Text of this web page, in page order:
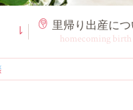
里帰り出産につ
homecoming birth